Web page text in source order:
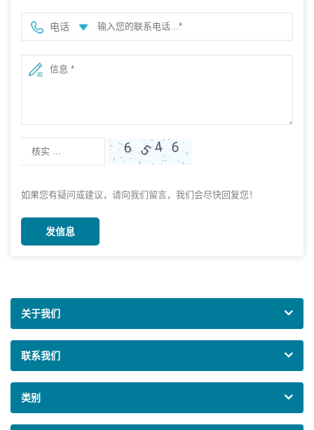
电话
如果您有疑问或建议，请向我们留言，我们会尽快回复您！
发信息
关于我们
联系我们
类别